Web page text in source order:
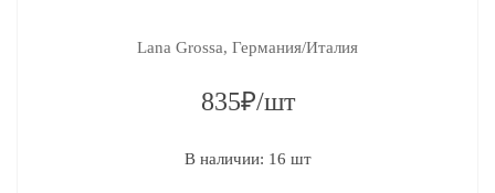
Lana Grossa, Германия/Италия
835₽/шт
В наличии: 16 шт